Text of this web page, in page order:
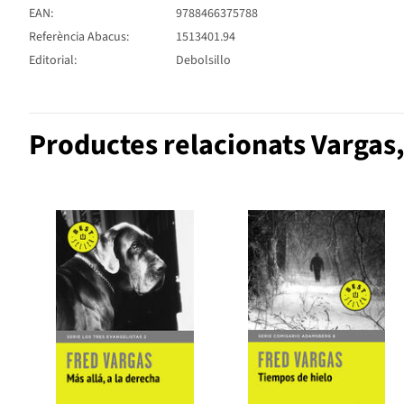
EAN:
9788466375788
Referència Abacus:
1513401.94
Editorial:
Debolsillo
Productes relacionats